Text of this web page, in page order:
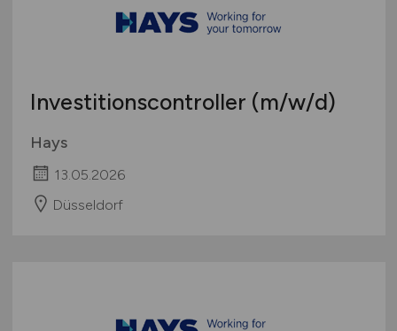
Investitionscontroller (m/w/d)
Hays
13.05.2026
Düsseldorf